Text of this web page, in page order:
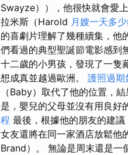
Swayze）），他很快就會愛
拉米斯（Harold 月嫂一天多
的喜劇片理解了幾種續集，他
們看過的典型聖誕節電影感到
十二歲的小男孩，發現了一隻
想成真並越過歐洲。 護照過期
（Baby）取代了他的位置，
是，嬰兒的父母並沒有用良好
程 最後，根據他的朋友的建議
女友還將在同一家酒店放鬆他
Brand）。 無論是周末還是一